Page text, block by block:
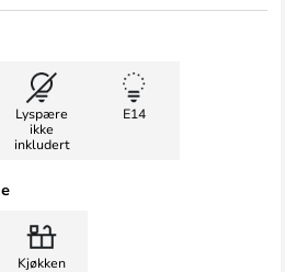
Lyspære
ikke
inkludert
E14
Kjøkken